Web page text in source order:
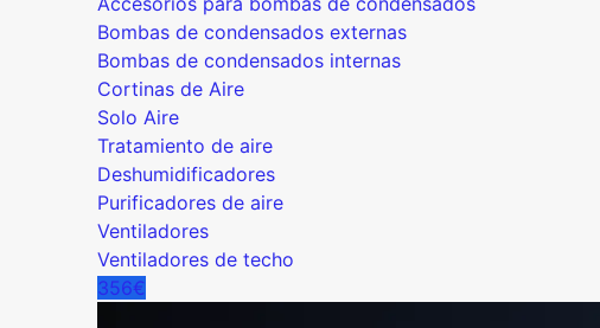
Bombas de condensados externas
Bombas de condensados internas
Cortinas de Aire
Solo Aire
Tratamiento de aire
Deshumidificadores
Purificadores de aire
Ventiladores
Ventiladores de techo
356€